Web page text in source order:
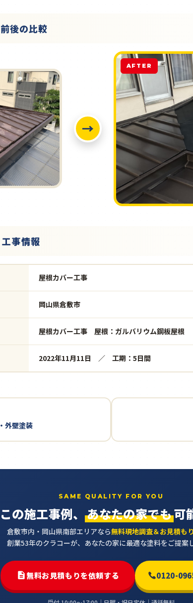
後の比較
→
AFTER
事情報
屋根カバー工事
岡山県倉敷市
屋根カバー工事 屋根：ガルバリウム鋼板屋根
2022年11月11日 ／ 工期：5日間
外壁塗装
SAME QUALITY FOR YOU
この施工事例、あなたの家でも可
倉敷市内・岡山県南部エリアなら無料現地調査＆お見積もり
創業53年のクラコーが、あなたの家に最適な塗料をご提案し
無料お見積もりを依頼する 0120-